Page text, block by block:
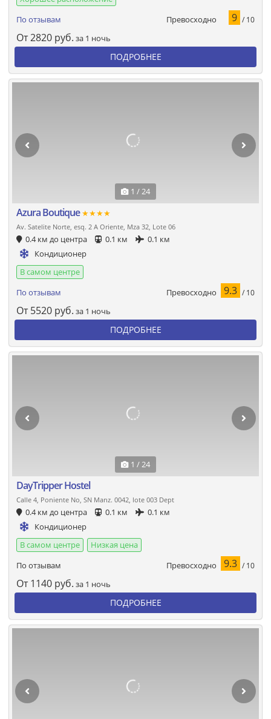
По отзывам
Превосходно 9 / 10
От2820 руб. за 1 ночь
ПОДРОБНЕЕ
1 / 24
Azura Boutique★★★★
Av. Satelite Norte, esq. 2 A Oriente, Mza 32, Lote 06
0.4 км до центра 0.1 км
0.1 км
Кондиционер
В самом центре
По отзывам
Превосходно 9.3 / 10
От 5520 руб. за 1 ночь
ПОДРОБНЕЕ
1 / 24
DayTripper Hostel
Calle 4, Poniente No, SN Manz. 0042, lote 003 Dept
0.4 км до центра 0.1 км
0.1 км
Кондиционер
В самом центре
Низкая цена
По отзывам
Превосходно 9.3 / 10
От 1140 руб. за 1 ночь
ПОДРОБНЕЕ